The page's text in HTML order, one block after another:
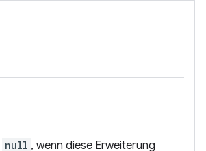
null , wenn diese Erweiterung